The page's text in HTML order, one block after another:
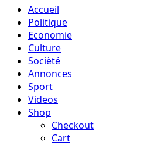
Accueil
Politique
Economie
Culture
Socièté
Annonces
Sport
Videos
Shop
Checkout
Cart